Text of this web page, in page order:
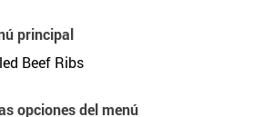
principal
Beef Ribs
opciones del menú